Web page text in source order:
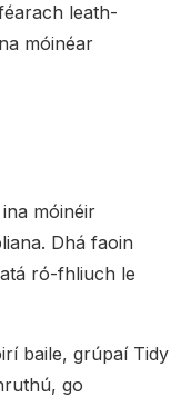
leath-
móinéar
ina móinéir
Dhá faoin
ró-fhliuch le
baile, grúpaí Tidy
go